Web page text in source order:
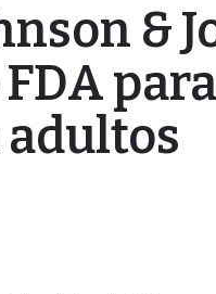
&
FDA
adultos